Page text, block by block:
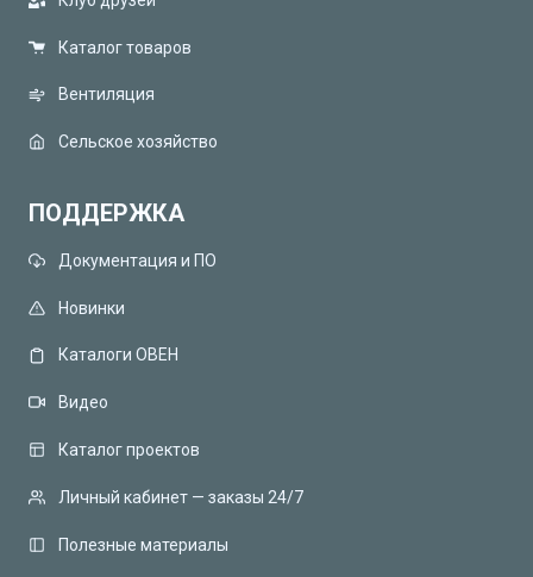
Каталог товаров
Вентиляция
Сельское хозяйство
ПОДДЕРЖКА
Документация и ПО
Новинки
Каталоги ОВЕН
Видео
Каталог проектов
Личный кабинет — заказы 24/7
Полезные материалы